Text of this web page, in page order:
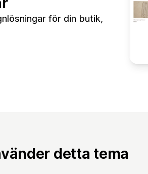
för din butik,
detta tema